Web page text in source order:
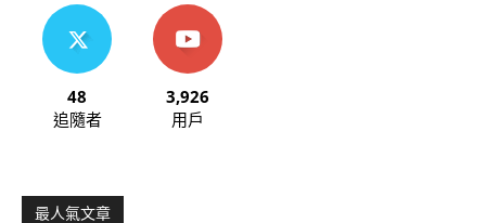
48
追隨者
3,926
用戶
最人氣文章